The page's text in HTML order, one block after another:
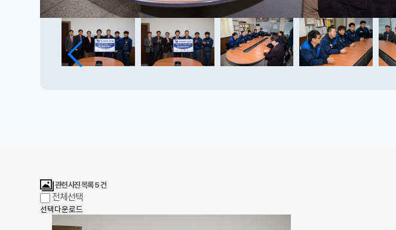
관련 사진 목록5건
전체선택
선택다운로드